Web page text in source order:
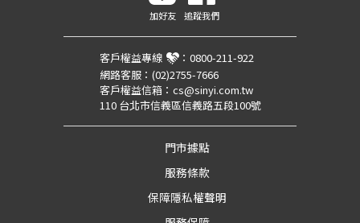
加好友 追蹤我們
客戶權益專線 ： 0800-211-922
網路客服： (02)2755-7666
客戶權益信箱： cs@sinyi.com.tw
110 台北市信義區信義路五段100號
門市據點
服務條款
保障隱私權聲明